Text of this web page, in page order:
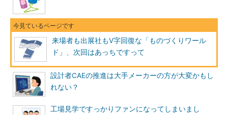
来場者も出展社もV字回復な「ものづくりワール
ド」、次回はあっちですって
設計者CAEの推進は大手メーカーの方が大変かもし
れない？
工場見学ですっかりファンになってしまいまし